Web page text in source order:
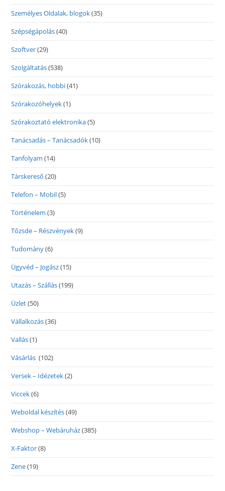
Személyes Oldalak, blogok(35)
Szépségápolás(40)
Szoftver(29)
Szolgáltatás(538)
Szórakozás, hobbi(41)
Szórakozóhelyek(1)
Szórakoztató elektronika(5)
Tanácsadás – Tanácsadók(10)
Tanfolyam (14)
Társkereső (20)
Telefon – Mobil(5)
Történelem (3)
Tőzsde – Részvények(9)
Tudomány(6)
Ügyvéd – Jogász(15)
Utazás – Szállás(199)
Üzlet(50)
Vállalkozás(36)
Vallás(1)
Vásárlás (102)
Versek – Idézetek(2)
Viccek(6)
Weboldal készítés(49)
Webshop – Webáruház(385)
X-Faktor(8)
Zene(19)